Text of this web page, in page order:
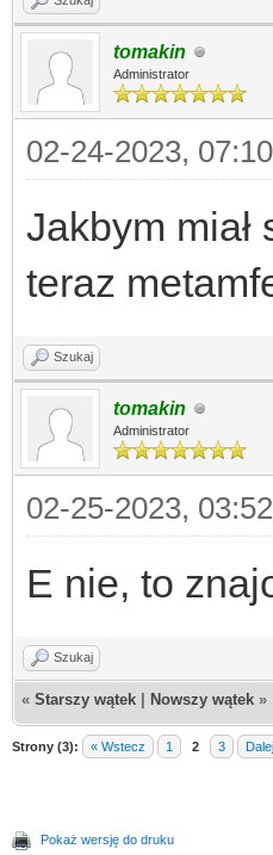
tomakin
Administrator
02-24-2023,
Jakbym
teraz
Szukaj
tomakin
Administrator
02-25-2023,
E nie, to
Szukaj
« Starszy wątek Nowszy wątek »
Strony (3): « Wstecz 1 2 3
Pokaż wersję do druku